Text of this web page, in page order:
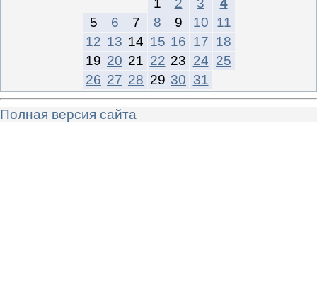
1
2 3
4
5
6 7 8 9 10
11
12 13 14 15 16 17 18
19 20 21 22 23 24 25
26 27 28 29 30 31
Полная версия сайта